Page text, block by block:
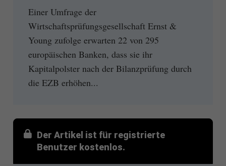
Einer Umfrage der
Wirtschaftsprüfungsgesellschaft Ernst &
Young zufolge erwarten 22 von 295
europäischen Banken, dass sie ihr
Kapitalpolster nach der Bilanzprüfung durch
die EZB erhöhen...
Der Artikel ist für registrierte
Benutzer kostenlos.